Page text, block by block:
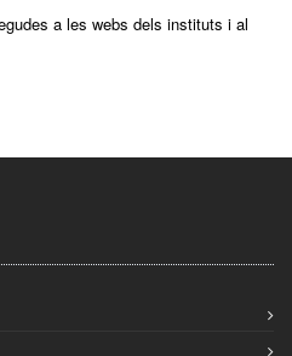
a les webs dels instituts i al